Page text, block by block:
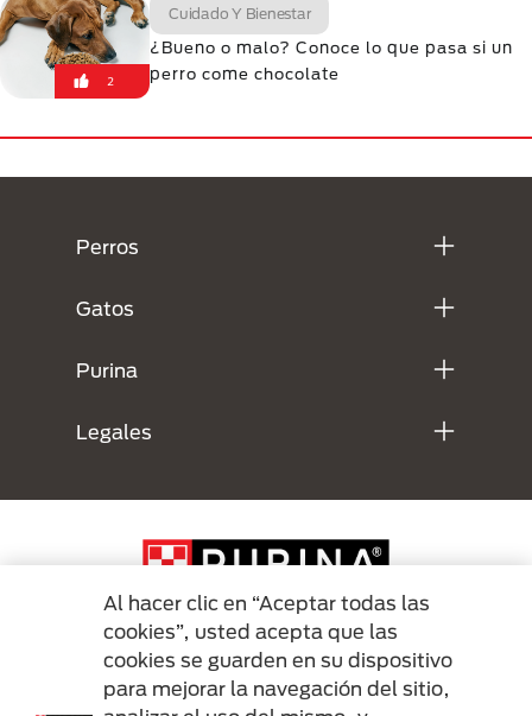
2
Cuidado Y Bienestar
¿Bueno o malo? Conoce lo que pasa si un
perro come chocolate
Perros
Gatos
Purina
Legales
Menu Footer Secundario Purina
Al hacer clic en “Aceptar todas las
cookies”, usted acepta que las
cookies se guarden en su dispositivo
para mejorar la navegación del sitio,